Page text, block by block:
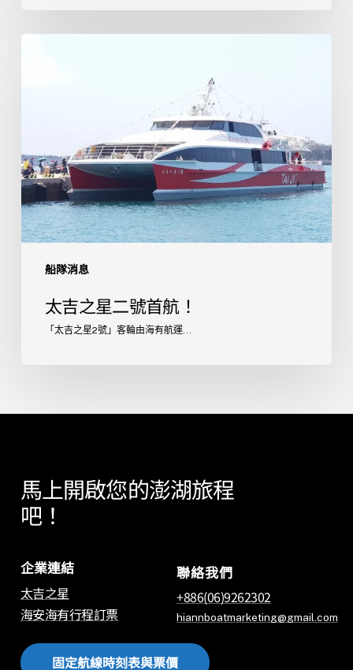
船隊消息
首
航！
太吉之星二號首航！
「太吉之星2號」客輪由海有航運...
馬上開啟您的澎湖旅程
吧！
企業連結
太吉之星
海安海有行程訂票
聯絡我們
+886(06)9262302
hiannboatmarketing@gmail.com
固定航線時刻表與票價